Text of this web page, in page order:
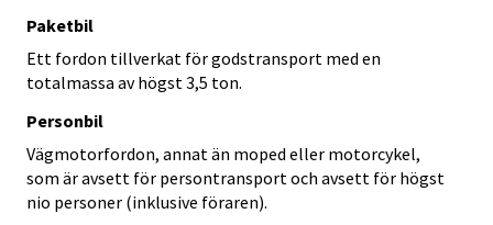
Paketbil
Ett fordon tillverkat för godstransport med en
totalmassa av högst 3,5 ton.
Personbil
Vägmotorfordon, annat än moped eller motorcykel,
som är avsett för persontransport och avsett för högst
nio personer (inklusive föraren).